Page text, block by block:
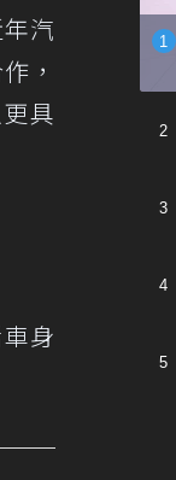
汽
，
具
身